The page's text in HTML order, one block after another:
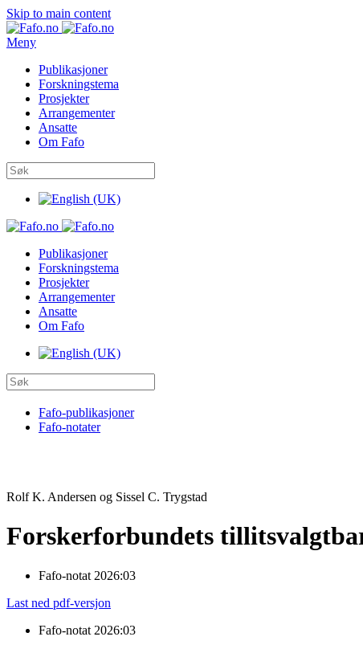
Skip to main content
Meny
Publikasjoner
Forskningstema
Prosjekter
Arrangementer
Ansatte
Om Fafo
Publikasjoner
Forskningstema
Prosjekter
Arrangementer
Ansatte
Om Fafo
Fafo-publikasjoner
Fafo-notater
Rolf K. Andersen og Sissel C. Trygstad
Forskerforbundets
Fafo-notat 2026:03
Last ned pdf-versjon
Fafo-notat 2026:03